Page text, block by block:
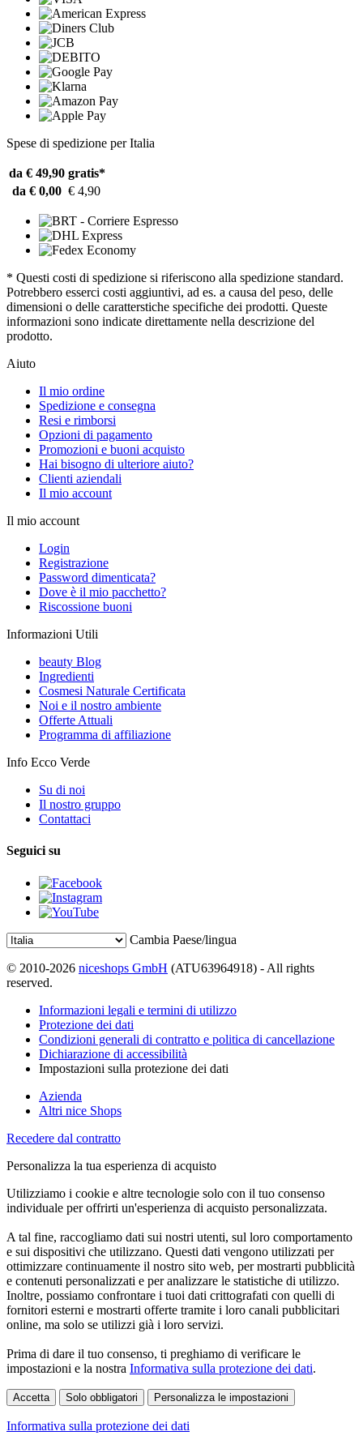
Spese di spedizione per Italia
da € 49,90 gratis*
da € 0,00 € 4,90
* Questi costi di spedizione si riferiscono alla spedizione standard.
Potrebbero esserci costi aggiuntivi, ad es. a causa del peso, delle
dimensioni o delle caratterstiche specifiche dei prodotti. Queste
informazioni sono indicate direttamente nella descrizione del
prodotto.
Aiuto
Il mio ordine
Spedizione e consegna
Resi e rimborsi
Opzioni di pagamento
Promozioni e buoni acquisto
Hai bisogno di ulteriore aiuto?
Clienti aziendali
Il mio account
Il mio account
Login
Registrazione
Password dimenticata?
Dove è il mio pacchetto?
Riscossione buoni
Informazioni Utili
beauty Blog
Ingredienti
Cosmesi Naturale Certificata
Noi e il nostro ambiente
Offerte Attuali
Programma di affiliazione
Info Ecco Verde
Su di noi
Il nostro gruppo
Contattaci
Seguici su
Cambia Paese/lingua
© 2010-2026 niceshops GmbH (ATU63964918) - All rights
reserved.
Informazioni legali e termini di utilizzo
Protezione dei dati
Condizioni generali di contratto e politica di cancellazione
Dichiarazione di accessibilità
Impostazioni sulla protezione dei dati
Azienda
Altri nice Shops
Recedere dal contratto
Personalizza la tua esperienza di acquisto
Utilizziamo i cookie e altre tecnologie solo con il tuo consenso
individuale per offrirti un'esperienza di acquisto personalizzata.
A tal fine, raccogliamo dati sui nostri utenti, sul loro comportamento
e sui dispositivi che utilizzano. Questi dati vengono utilizzati per
ottimizzare continuamente il nostro sito web, per mostrarti pubblicità
e contenuti personalizzati e per analizzare le statistiche di utilizzo.
Inoltre, possiamo confrontare i tuoi dati crittografati con quelli di
fornitori esterni e mostrarti offerte tramite i loro canali pubblicitari
online, ma solo se utilizzi già i loro servizi.
Prima di dare il tuo consenso, ti preghiamo di verificare le
impostazioni e la nostra Informativa sulla protezione dei dati.
Accetta Solo obbligatori Personalizza le impostazioni
Informativa sulla protezione dei dati